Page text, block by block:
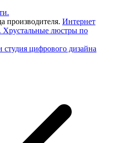
производителя. Интернет
Хрустальные люстры по
цифрового дизайна